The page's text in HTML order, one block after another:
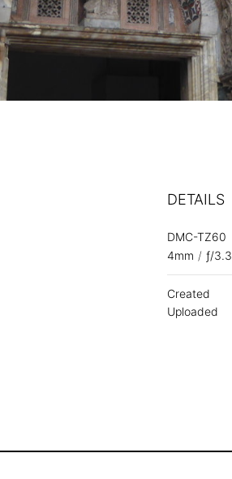
DETAILS
DMC-TZ60
4mm / ƒ/3.3
Created
Uploaded